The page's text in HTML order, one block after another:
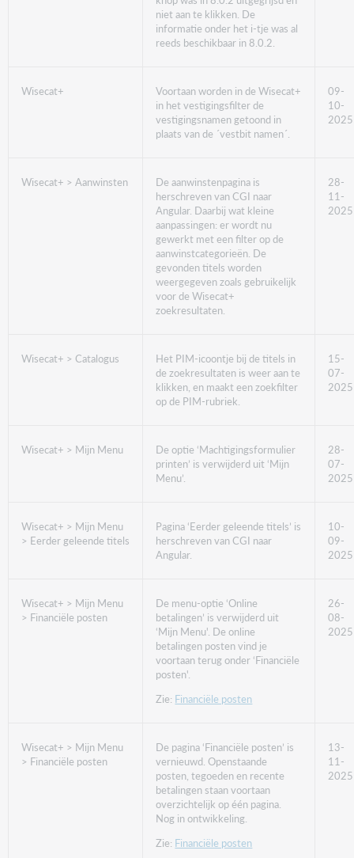
niet aan te klikken. De
informatie onder het i-tje was al
reeds beschikbaar in 8.0.2.
Wisecat+
Voortaan worden in de Wisecat+
in het vestigingsfilter de
vestigingsnamen getoond in
plaats van de ´vestbit namen´.
09-
10-
2025
Wisecat+ > Aanwinsten
De aanwinstenpagina is
herschreven van CGI naar
Angular. Daarbij wat kleine
aanpassingen: er wordt nu
gewerkt met een filter op de
aanwinstcategorieën. De
gevonden titels worden
weergegeven zoals gebruikelijk
voor de Wisecat+
zoekresultaten.
28-
11-
2025
Wisecat+ > Catalogus
Het PIM-icoontje bij de titels in
de zoekresultaten is weer aan te
klikken, en maakt een zoekfilter
op de PIM-rubriek.
15-
07-
2025
Wisecat+ > Mijn Menu
De optie ‘Machtigingsformulier
printen’ is verwijderd uit ‘Mijn
Menu’.
28-
07-
2025
Wisecat+ > Mijn Menu
> Eerder geleende titels
Pagina ‘Eerder geleende titels’ is
herschreven van CGI naar
Angular.
10-
09-
2025
Wisecat+ > Mijn Menu
> Financiële posten
De menu-optie ‘Online
betalingen’ is verwijderd uit
‘Mijn Menu'. De online
betalingen posten vind je
voortaan terug onder ‘Financiële
posten'.
Zie: Financiële posten
26-
08-
2025
Wisecat+ > Mijn Menu
> Financiële posten
De pagina ‘Financiële posten’ is
vernieuwd. Openstaande
posten, tegoeden en recente
betalingen staan voortaan
overzichtelijk op één pagina.
Nog in ontwikkeling.
Zie: Financiële posten
13-
11-
2025